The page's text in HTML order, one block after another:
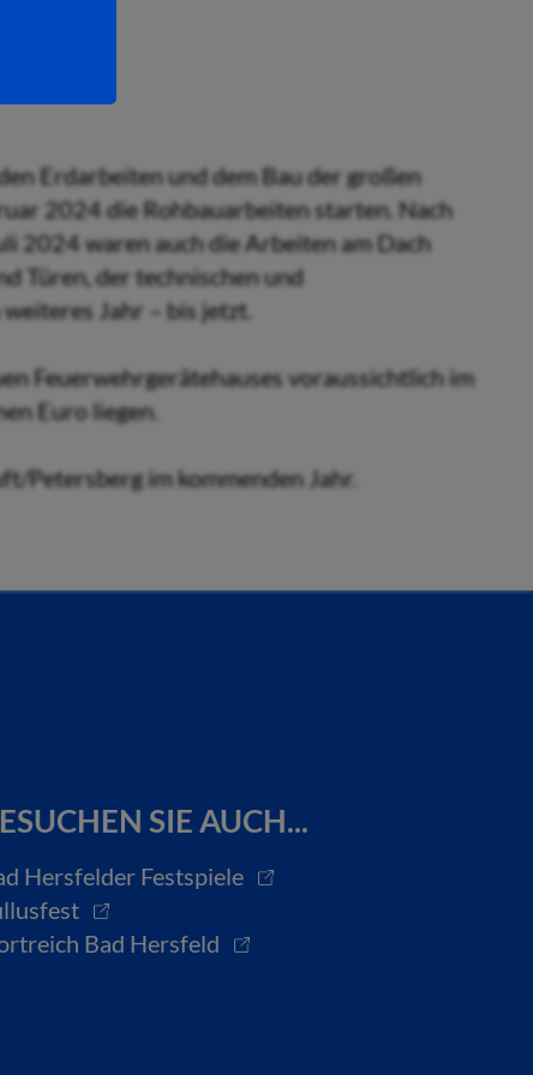
Erdarbeiten und dem Bau der großen
2024 die Rohbauarbeiten starten. Nach
2024 waren auch die Arbeiten am Dach
Türen, der technischen und
Jahr – bis jetzt.
Feuerwehrgerätehauses voraussichtlich im
Euro liegen.
Petersberg im kommenden Jahr.
SIE AUCH...
Hersfelder Festspiele
Bad Hersfeld